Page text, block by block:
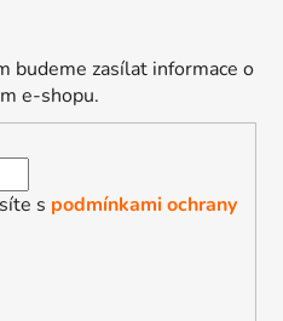
budeme zasílat informace o
e-shopu.
s podmínkami ochrany